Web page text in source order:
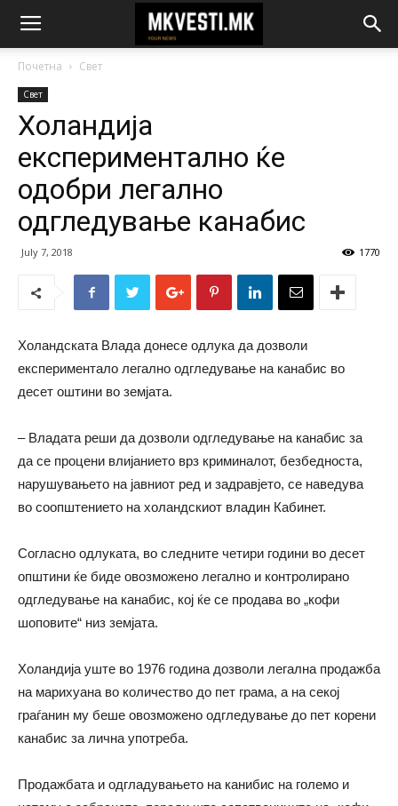
Почетна Свет
Свет
Холандија
експериментално ќе
одобри легално
одгледување канабис
July 7, 2018 1770
Холандската Влада донесе одлука да дозволи
експериментало легално одгледување на канабис во
десет оштини во земјата.
– Владата реши да дозволи одгледување на канабис за
да се процени влијанието врз криминалот, безбедноста,
нарушувањето на јавниот ред и задравјето, се наведува
во соопштението на холандскиот владин Кабинет.
Согласно одлуката, во следните четири години во десет
општини ќе биде овозможено легално и контролирано
одгледување на канабис, кој ќе се продава во „кофи
шоповите“ низ земјата.
Холандија уште во 1976 година дозволи легална продажба
на марихуана во количество до пет грама, а на секој
граѓанин му беше овозможено одгледување до пет корени
канабис за лична употреба.
Продажбата и одгладувањето на канибис на големо и